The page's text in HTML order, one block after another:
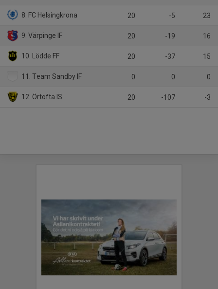
8. FC Helsingkrona 20 -5 23
9. Värpinge IF 20 -19 16
10. Lödde FF 20 -37 15
11. Team Sandby IF 0 0 0
12. Örtofta IS 20 -107 -3